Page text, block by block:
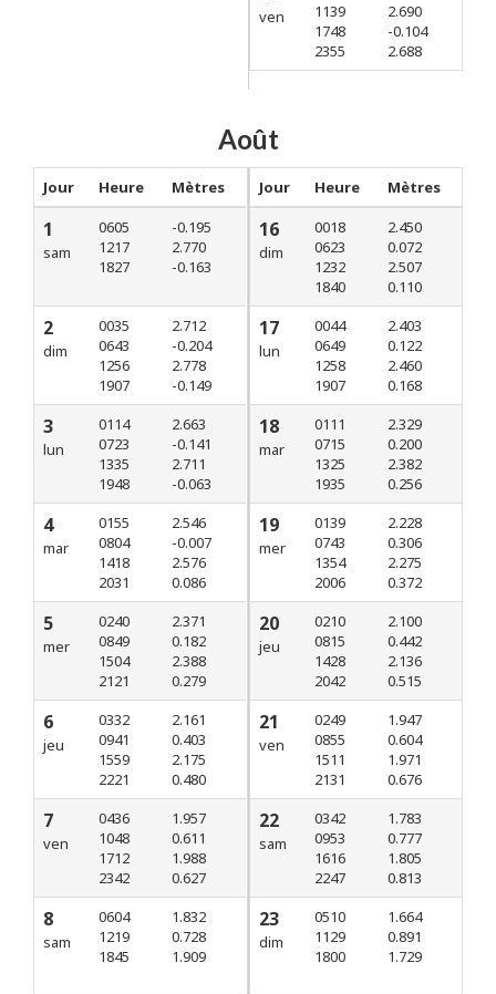
ven
1139
1748
2355
2.690
-0.104
2.688
Août
Jour Heure Mètres
1
sam
0605
1217
1827
-0.195
2.770
-0.163
2
dim
0035
0643
1256
1907
2.712
-0.204
2.778
-0.149
3
lun
0114
0723
1335
1948
2.663
-0.141
2.711
-0.063
4
mar
0155
0804
1418
2031
2.546
-0.007
2.576
0.086
5
mer
0240
0849
1504
2121
2.371
0.182
2.388
0.279
6
jeu
0332
0941
1559
2221
2.161
0.403
2.175
0.480
7
ven
0436
1048
1712
2342
1.957
0.611
1.988
0.627
8
sam
0604
1219
1845
1.832
0.728
1.909
Jour Heure Mètres
16
dim
0018
0623
1232
1840
2.450
0.072
2.507
0.110
17
lun
0044
0649
1258
1907
2.403
0.122
2.460
0.168
18
mar
0111
0715
1325
1935
2.329
0.200
2.382
0.256
19
mer
0139
0743
1354
2006
2.228
0.306
2.275
0.372
20
jeu
0210
0815
1428
2042
2.100
0.442
2.136
0.515
21
ven
0249
0855
1511
2131
1.947
0.604
1.971
0.676
22
sam
0342
0953
1616
2247
1.783
0.777
1.805
0.813
23
dim
0510
1129
1800
1.664
0.891
1.729